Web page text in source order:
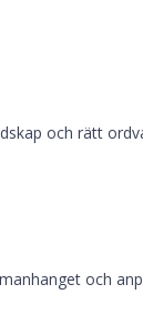
och rätt
och